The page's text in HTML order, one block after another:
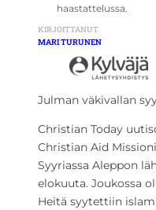
haastattelussa.
KIRJOITTANUT
MARI TURUNEN
Julman väkivallan
Christian Today
Christian Aid
Syyriassa Aleppon
elokuuta. Joukossa
Heitä syytettiin